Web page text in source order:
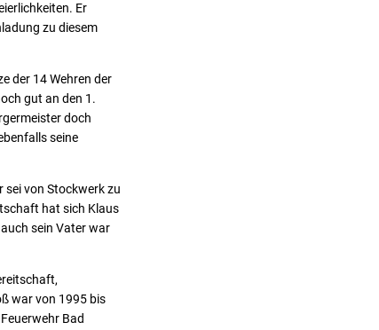
Er
zu diesem
der 14 Wehren der
gut an den 1.
doch
seine
sei von Stockwerk zu
hat sich Klaus
sein Vater war
war von 1995 bis
Bad